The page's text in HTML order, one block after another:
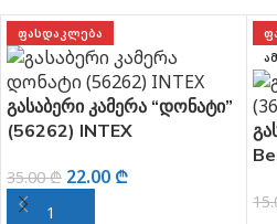
ᲤᲐᲡᲓᲐᲙᲚᲔᲑᲐ
გასაბერი კამერა “დონატი”
(56262) INTEX
35.00₾ 22.00 ₾
ᲙᲐᲚᲐᲗᲐᲨᲘ ᲓᲐᲛᲐᲢᲔᲑᲐ